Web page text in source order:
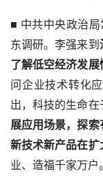
■ 中共中央政治
东调研。李强来到
了解低空经济发展
问企业技术转化
出，科技的生命在
展应用场景，探
新技术新产品在扩
业、造福千家万户